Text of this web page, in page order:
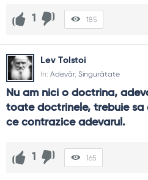
1 185
Lev Tolstoi
In: Adevăr, Singurătate
Nu am nici o doctrina,
toate doctrinele, trebuie sa
ce contrazice adevarul.
1 165